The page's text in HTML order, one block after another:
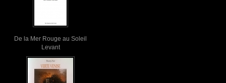
De la Mer Rouge au Soleil
Levant